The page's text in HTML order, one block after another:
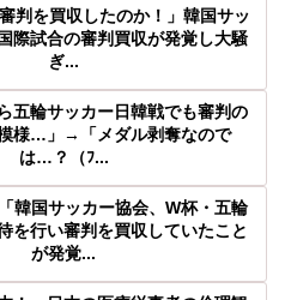
判を買収したのか！」韓国サッ
際試合の審判買収が発覚し大騒
ぎ...
五輪サッカー日韓戦でも審判の
様…」→「メダル剥奪なので
は…？（ﾌ...
韓国サッカー協会、W杯・五輪
を行い審判を買収していたこと
が発覚...